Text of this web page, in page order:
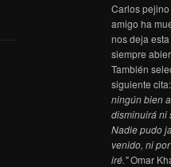
Carlos
amigo ha
nos deja
siempre
También
siguiente cita:
ningún bien
disminuirá ni
Nadie pudo
venido, ni
iré."Omar